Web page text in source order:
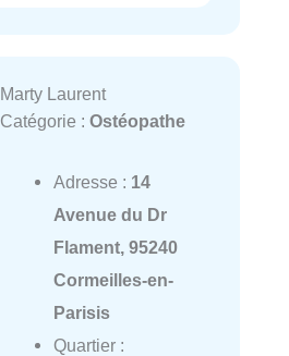
Marty Laurent
Catégorie : Ostéopathe
Adresse : 14
Avenue du Dr
Flament, 95240
Cormeilles-en-
Parisis
Quartier :